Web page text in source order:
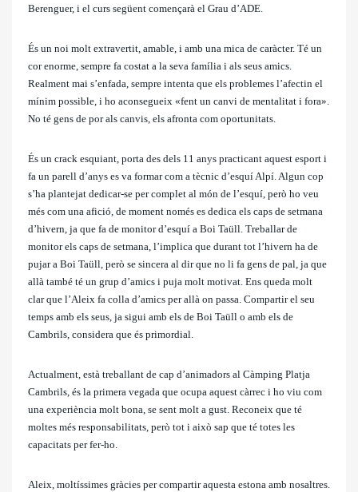
Berenguer, i el curs següent començarà el Grau d’ADE.
És un noi molt extravertit, amable, i amb una mica de caràcter. Té un
cor enorme, sempre fa costat a la seva família i als seus amics.
Realment mai s’enfada, sempre intenta que els problemes l’afectin el
mínim possible, i ho aconsegueix «fent un canvi de mentalitat i fora».
No té gens de por als canvis, els afronta com oportunitats.
És un crack esquiant, porta des dels 11 anys practicant aquest esport i
fa un parell d’anys es va formar com a tècnic d’esquí Alpí. Algun cop
s’ha plantejat dedicar-se per complet al món de l’esquí, però ho veu
més com una afició, de moment només es dedica els caps de setmana
d’hivern, ja que fa de monitor d’esquí a Boi Taüll. Treballar de
monitor els caps de setmana, l’implica que durant tot l’hivern ha de
pujar a Boi Taüll, però se sincera al dir que no li fa gens de pal, ja que
allà també té un grup d’amics i puja molt motivat. Ens queda molt
clar que l’Aleix fa colla d’amics per allà on passa. Compartir el seu
temps amb els seus, ja sigui amb els de Boi Taüll o amb els de
Cambrils, considera que és primordial.
Actualment, està treballant de cap d’animadors al Càmping Platja
Cambrils, és la primera vegada que ocupa aquest càrrec i ho viu com
una experiència molt bona, se sent molt a gust. Reconeix que té
moltes més responsabilitats, però tot i això sap que té totes les
capacitats per fer-ho.
Aleix, moltíssimes gràcies per compartir aquesta estona amb nosaltres.